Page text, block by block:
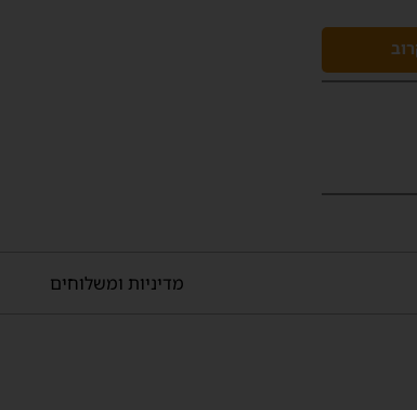
מדיניות ומשלוחים